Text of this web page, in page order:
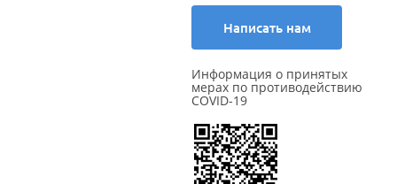
Написать нам
Информация о принятых
мерах по противодействию
COVID-19